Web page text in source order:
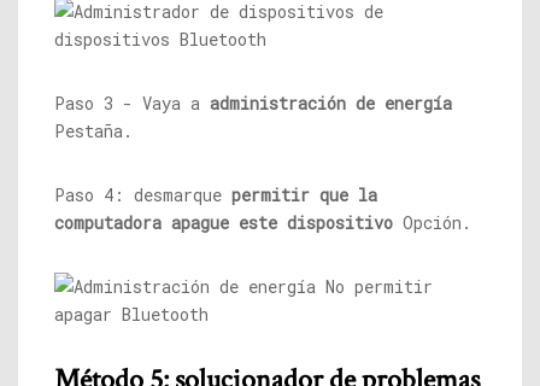
Paso 3 - Vaya a administración de energía
Pestaña.
Paso 4: desmarque permitir que la
computadora apague este dispositivo Opción.